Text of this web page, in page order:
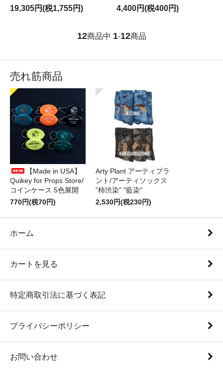
19,305円(税1,755円)
4,400円(税400円)
12商品中 1-12商品
売れ筋商品
【Made in USA】
Quikey for Props Store/
コインケース 5色展開
770円(税70円)
Arty Plant アーティプラ
ント/アーティソックス
”柿渋染" "藍染"
2,530円(税230円)
ホーム
カートを見る
特定商取引法に基づく表記
プライバシーポリシー
お問い合わせ